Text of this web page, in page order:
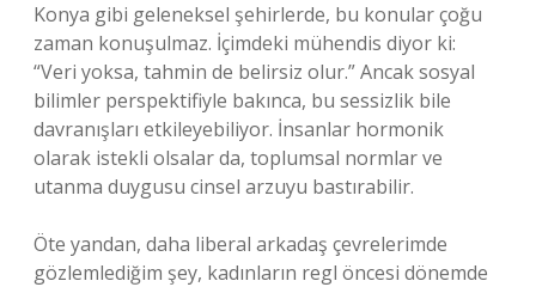
Konya gibi geleneksel şehirlerde, bu konular çoğu
zaman konuşulmaz. İçimdeki mühendis diyor ki:
“Veri yoksa, tahmin de belirsiz olur.” Ancak sosyal
bilimler perspektifiyle bakınca, bu sessizlik bile
davranışları etkileyebiliyor. İnsanlar hormonik
olarak istekli olsalar da, toplumsal normlar ve
utanma duygusu cinsel arzuyu bastırabilir.
Öte yandan, daha liberal arkadaş çevrelerimde
gözlemlediğim şey, kadınların regl öncesi dönemde